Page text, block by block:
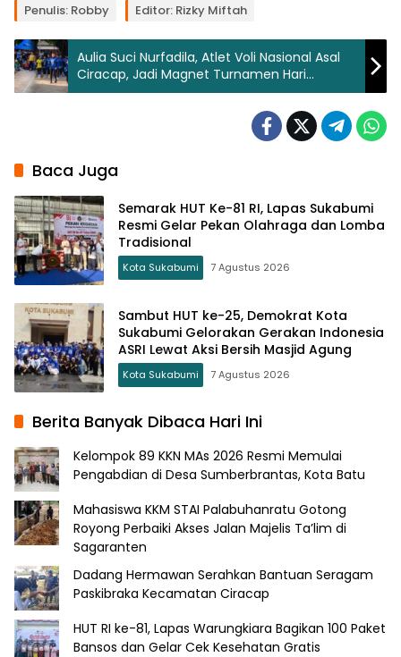
Penulis: Robby Editor: Rizky Miftah
Aulia Suci Nurfadila, Atlet Voli Nasional Asal
Ciracap, Jadi Magnet Turnamen Hari
Nelayan Ujunggenteng ke-60
Baca Juga
Semarak HUT Ke-81 RI, Lapas Sukabumi
Resmi Gelar Pekan Olahraga dan Lomba
Tradisional
Kota Sukabumi 7 Agustus 2026
Sambut HUT ke-25, Demokrat Kota
Sukabumi Gelorakan Gerakan Indonesia
ASRI Lewat Aksi Bersih Masjid Agung
Kota Sukabumi 7 Agustus 2026
Berita Banyak Dibaca Hari Ini
Kelompok 89 KKN MAs 2026 Resmi Memulai
Pengabdian di Desa Sumberbrantas, Kota Batu
Mahasiswa KKM STAI Palabuhanratu Gotong
Royong Perbaiki Akses Jalan Majelis Ta’lim di
Sagaranten
Dadang Hermawan Serahkan Bantuan Seragam
Paskibraka Kecamatan Ciracap
HUT RI ke-81, Lapas Warungkiara Bagikan 100 Paket
Bansos dan Gelar Cek Kesehatan Gratis